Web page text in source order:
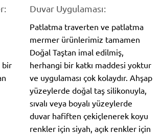
bir
Duvar Uygulaması:
Patlatma traverten ve patlatma
mermer ürünlerimiz tamamen
Doğal Taştan imal edilmiş,
herhangi bir katkı maddesi yoktur
ve uygulaması çok kolaydır. Ahşap
yüzeylerde doğal taş silikonuyla,
sıvalı veya boyalı yüzeylerde
duvar hafiften çekiçlenerek koyu
renkler için siyah, açık renkler için